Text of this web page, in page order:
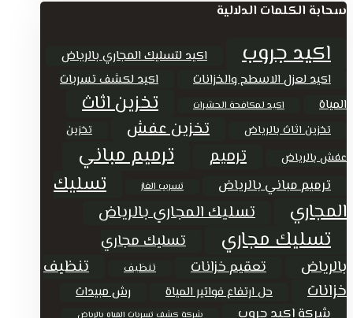
سحابة الكلمات الدلالية
اكيد جروب اكيد لتسليك المجاري بالرياض
اكيد لعزل الاسطح والخزانات
اكيد لكشف تسربات
المياة
اكيد لمكافحة الحشرات تخزين اثاث
تخزين اثاث بالرياض تخزين عفش
تخزين
عفش بالرياض
ترميم ترميم مباني
ترميم مباني بالرياض تسريب الغاز
تسليك
المجاري
تسليك المجاري بالرياض
تسليك مجاري
تسليك مجاري
بالرياض
تعقيم خزانات تنظيف
تنظيف
خزانات
حل ارتفاع فواتير المياة رش مبيدات
شركة كشف تسربات المياه بالرياض